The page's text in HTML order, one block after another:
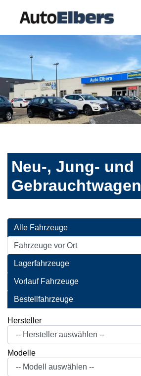
Neu-, Jung- und
Gebrauchtwagen
Alle Fahrzeuge
Fahrzeuge vor Ort
Lagerfahrzeuge
Vorlauf Fahrzeuge
Bestellfahrzeuge
Hersteller
Modelle